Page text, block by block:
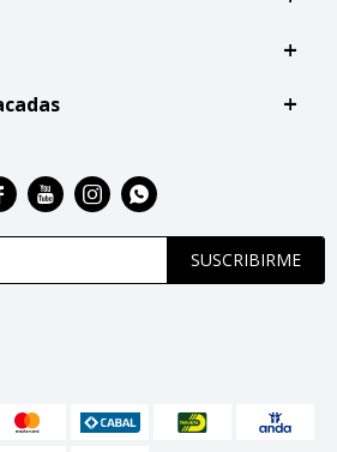
SUSCRIBIRME
  